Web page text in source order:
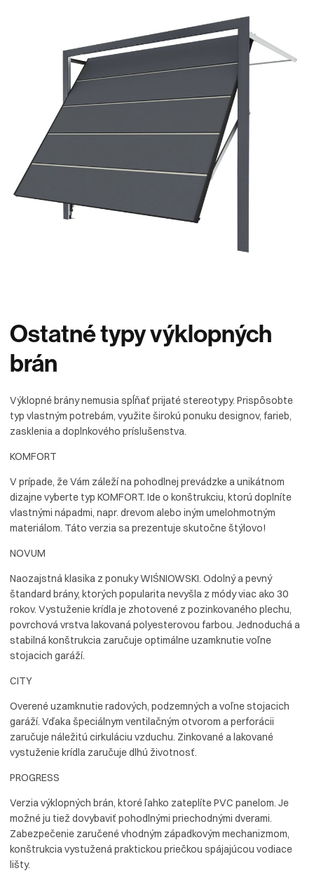
Ostatnétypyvýklopných
brán
Výklopné brány nemusia spĺňať prijaté stereotypy. Prispôsobte
typ vlastným potrebám, využite širokú ponuku designov, farieb,
zasklenia a doplnkového príslušenstva.
KOMFORT
V prípade, že Vám záleží na pohodlnej prevádzke a unikátnom
dizajne vyberte typ KOMFORT. Ide o konštrukciu, ktorú doplníte
vlastnými nápadmi, napr. drevom alebo iným umelohmotným
materiálom. Táto verzia sa prezentuje skutočne štýlovo!
NOVUM
Naozajstná klasika z ponuky WIŚNIOWSKI. Odolný a pevný
štandard brány, ktorých popularita nevyšla z módy viac ako 30
rokov. Vystuženie krídla je zhotovené z pozinkovaného plechu,
povrchová vrstva lakovaná polyesterovou farbou. Jednoduchá a
stabilná konštrukcia zaručuje optimálne uzamknutie voľne
stojacich garáží.
CITY
Overené uzamknutie radových, podzemných a voľne stojacich
garáží. Vďaka špeciálnym ventilačným otvorom a perforácii
zaručuje náležitú cirkuláciu vzduchu. Zinkované a lakované
vystuženie krídla zaručuje dlhú životnosť.
PROGRESS
Verzia výklopných brán, ktoré ľahko zateplíte PVC panelom. Je
možné ju tiež dovybaviť pohodlnými priechodnými dverami.
Zabezpečenie zaručené vhodným západkovým mechanizmom,
konštrukcia vystužená praktickou priečkou spájajúcou vodiace
lišty.